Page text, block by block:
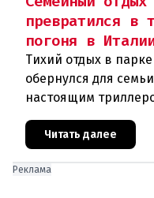
превратился в
погоня в
Тихий отдых в
обернулся для
настоящим
автостраде между
подверглась
Читать далее
Реклама